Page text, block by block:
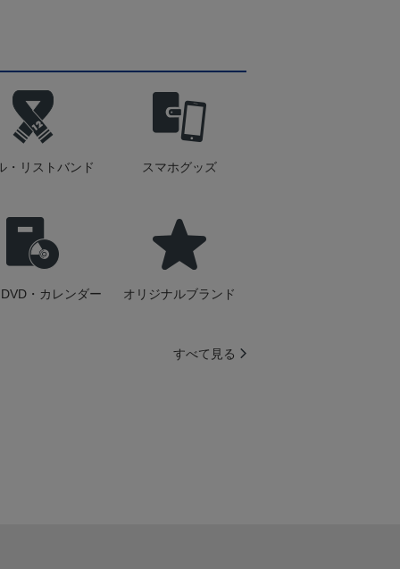
・リストバンド スマホグッズ
・カレンダー オリジナルブランド
すべて見る